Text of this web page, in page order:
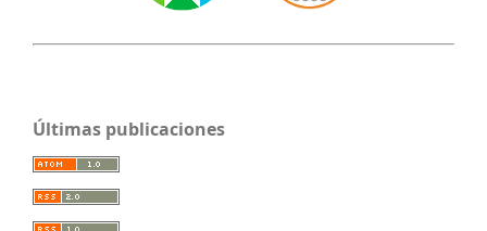
Últimas publicaciones